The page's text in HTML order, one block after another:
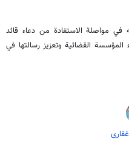
مواصلة الاستفادة من دعاء قائد
المؤسسة القضائية وتعزيز رسالتها في